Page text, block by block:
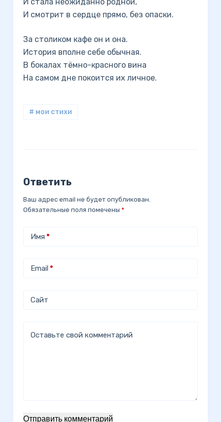
И смотрит в сердце прямо, без опаски.
За столиком кафе он и она.
История вполне себе обычная.
В бокалах тёмно-красного вина
На самом дне покоится их личное.
# мои стихи
Ответить
Ваш адрес email не будет опубликован.
Обязательные поля помечены *
Имя *
Email *
Сайт
Оставьте свой комментарий
Отправить комментарий